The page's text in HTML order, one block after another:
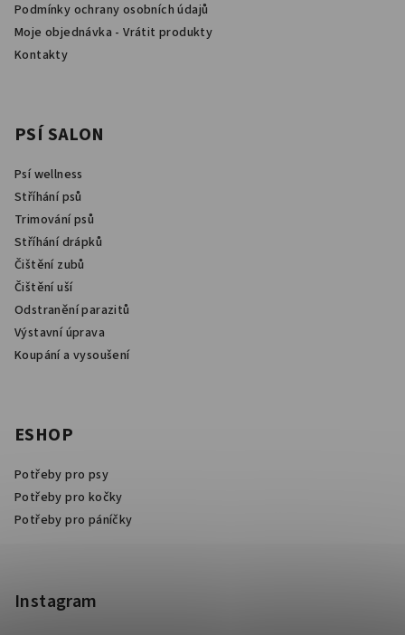
Podmínky ochrany osobních údajů
Moje objednávka - Vrátit produkty
Kontakty
PSÍ SALON
Psí wellness
Stříhání psů
Trimování psů
Stříhání drápků
Čištění zubů
Čištění uší
Odstranění parazitů
Výstavní úprava
Koupání a vysoušení
ESHOP
Potřeby pro psy
Potřeby pro kočky
Potřeby pro páníčky
Instagram